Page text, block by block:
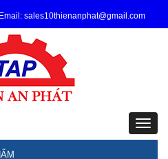
sales10thienanphat@gmail.com